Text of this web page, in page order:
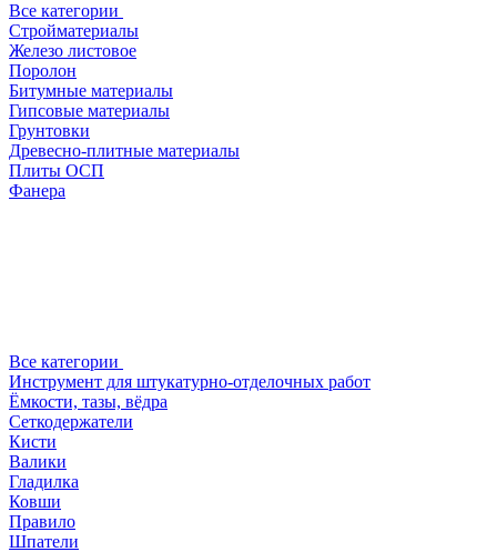
Все категории
Стройматериалы
Железо листовое
Поролон
Битумные материалы
Гипсовые материалы
Грунтовки
Древесно-плитные материалы
Плиты ОСП
Фанера
Все категории
Инструмент для штукатурно-отделочных работ
Ёмкости, тазы, вёдра
Сеткодержатели
Кисти
Валики
Гладилка
Ковши
Правило
Шпатели